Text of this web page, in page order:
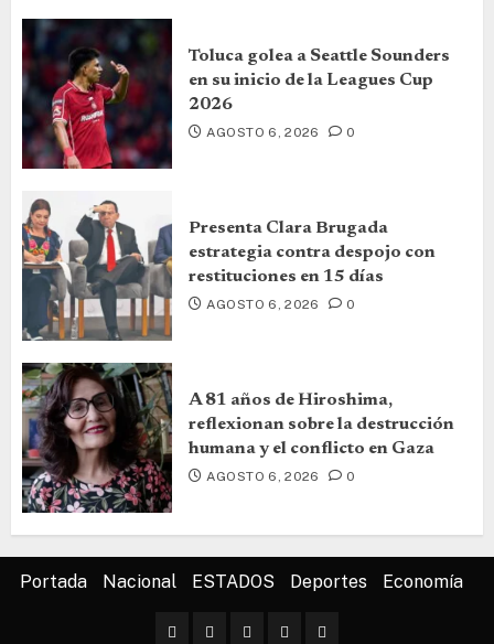
Toluca golea a Seattle Sounders
en su inicio de la Leagues Cup
2026
AGOSTO 6, 2026 0
Presenta Clara Brugada
estrategia contra despojo con
restituciones en 15 días
AGOSTO 6, 2026 0
A 81 años de Hiroshima,
reflexionan sobre la destrucción
humana y el conflicto en Gaza
AGOSTO 6, 2026 0
Portada Nacional ESTADOS Deportes Economía